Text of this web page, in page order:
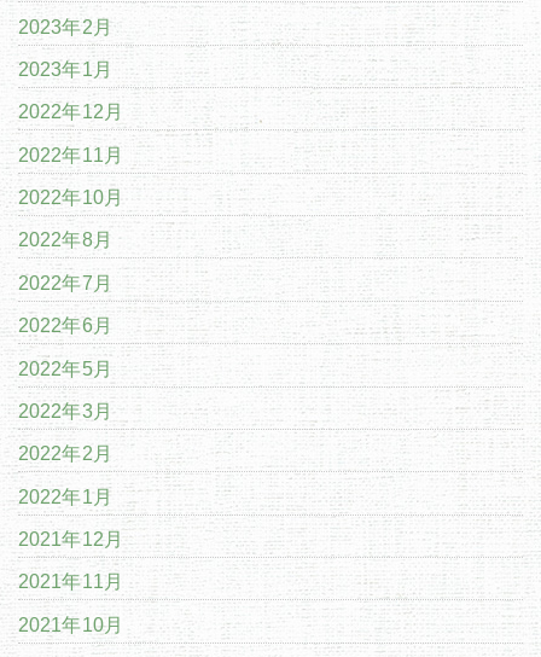
2023年2月
2023年1月
2022年12月
2022年11月
2022年10月
2022年8月
2022年7月
2022年6月
2022年5月
2022年3月
2022年2月
2022年1月
2021年12月
2021年11月
2021年10月